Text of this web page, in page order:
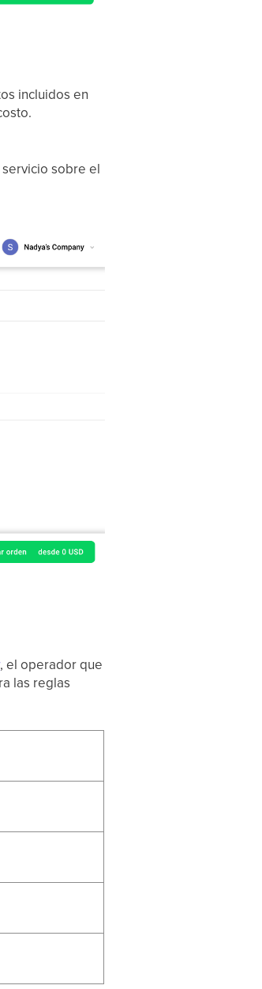
incluidos en
sobre el
, el operador que
las reglas